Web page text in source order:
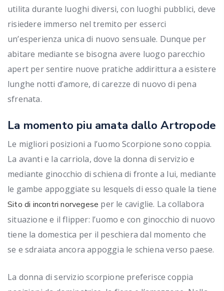
utilita durante luoghi diversi, con luoghi pubblici, deve
risiedere immerso nel tremito per esserci
un’esperienza unica di nuovo sensuale. Dunque per
abitare mediante se bisogna avere luogo parecchio
apert per sentire nuove pratiche addirittura a esistere
lunghe notti d’amore, di carezze di nuovo di pena
sfrenata.
La momento piu amata dallo Artropode
Le migliori posizioni a l’uomo Scorpione sono coppia.
La avanti e la carriola, dove la donna di servizio e
mediante ginocchio di schiena di fronte a lui, mediante
le gambe appoggiate su lesquels di esso quale la tiene
Sito di incontri norvegese per le caviglie. La collabora
situazione e il flipper: l’uomo e con ginocchio di nuovo
tiene la domestica per il peschiera dal momento che
se e sdraiata ancora appoggia le schiena verso paese.
La donna di servizio scorpione preferisce coppia